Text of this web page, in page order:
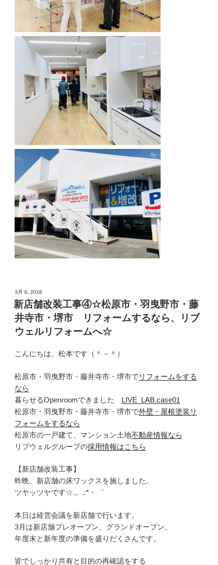
投
稿
日:
3月 6, 2018
新店舗改装工事④☆松原市・羽曳野市・藤
井寺市・堺市 リフォームするなら、リブ
ウェルリフォームへ☆
こんにちは、松本です（＾－＾）
松原市・羽曳野市・藤井寺市・堺市でリフォームをする
なら
暮らせるOpenroomできました LIVE_LAB.case01
松原市・羽曳野市・藤井寺市・堺市で外壁・屋根塗装リ
フォームをするなら
松原市の一戸建て、マンション土地不動産情報なら
リブウェルグループの採用情報はこちら
【新店舗改装工事】
昨晩、新店舗の床ワックスを施しました。
ツヤッツヤです☆.。.:*・゜
本日は経営会議を新店舗で行います。
3月は新店舗プレオープン、グランドオープン、
年度末と新年度の準備を盛りだくさんです。
皆でしっかり共有と目的の再確認をする